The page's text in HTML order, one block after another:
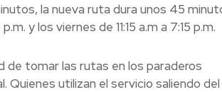
la nueva ruta dura unos 45
y los viernes de 11:15 a.m a 7:15 p.m.
de tomar las rutas en los paraderos
utilizan el servicio saliendo